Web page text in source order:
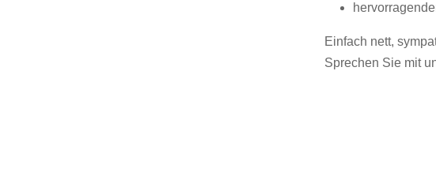
Einfach nett,
Sprechen Sie mit